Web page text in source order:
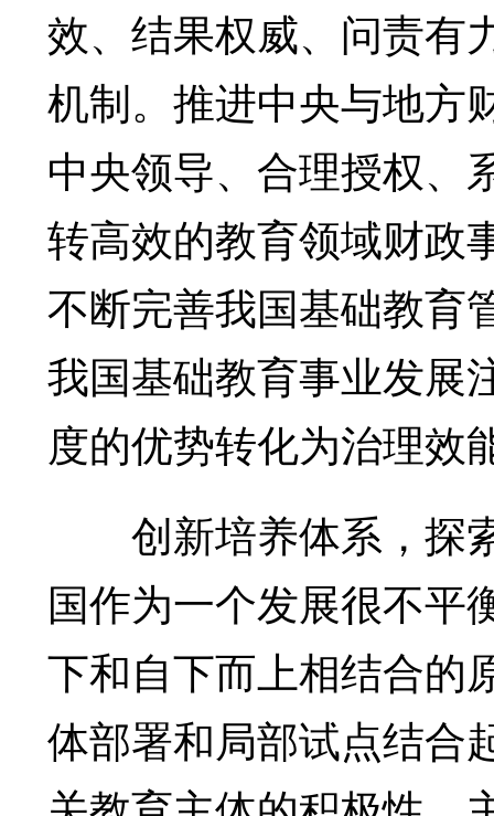
效、结果权威、问责有
机制。推进中央与地方
中央领导、合理授权、
转高效的教育领域财政
不断完善我国基础教育
我国基础教育事业发展
度的优势转化为治理效
创新培养体系，探
国作为一个发展很不平
下和自下而上相结合的
体部署和局部试点结合